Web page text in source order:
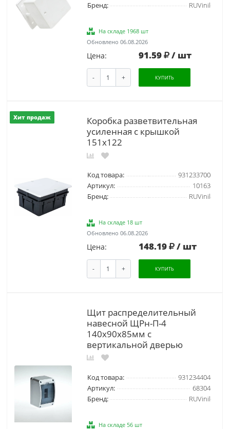
Бренд:
RUVinil
На складе 1968 шт
Обновлено 06.08.2026
Цена: 91.59 / шт
- + КУПИТЬ
Хит продаж
Коробка разветвительная
усиленная с крышкой
151х122
Код товара:
931233700
Артикул:
10163
Бренд:
RUVinil
На складе 18 шт
Обновлено 06.08.2026
Цена: 148.19 / шт
- + КУПИТЬ
Щит распределительный
навесной ЩРн-П-4
140х90х85мм с
вертикальной дверью
Код товара:
931234404
Артикул:
68304
Бренд:
RUVinil
На складе 56 шт